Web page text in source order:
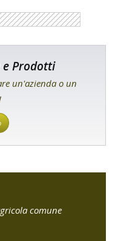
e Prodotti
un'azienda o un
comune